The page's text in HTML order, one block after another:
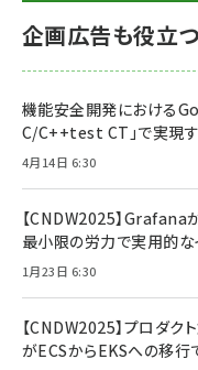
企画広告も役立
機能安全開発における
C/C++test CT」で実現
4月14日 6:30
【CNDW2025】Grafana
最小限の労力で実用的な
1月23日 6:30
【CNDW2025】プロダク
がECSからEKSへの移行